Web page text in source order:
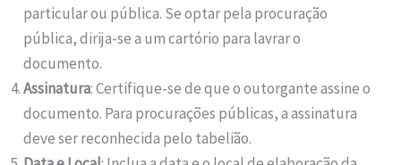
particular ou pública. Se optar pela procuração
pública, dirija-se a um cartório para lavrar o
documento.
Assinatura: Certifique-se de que o outorgante assine o
documento. Para procurações públicas, a assinatura
deve ser reconhecida pelo tabelião.